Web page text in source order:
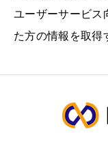
ユーザーサービス
た方の情報を取得